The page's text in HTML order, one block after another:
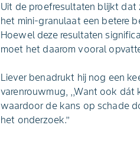
Uit de proefresultaten blijkt
het mini-granulaat een betere
Hoewel deze resultaten
moet het daarom vooral
Liever benadrukt hij nog een
varenrouwmug, ,,Want ook dát
waardoor de kans op schade
het onderzoek.’’